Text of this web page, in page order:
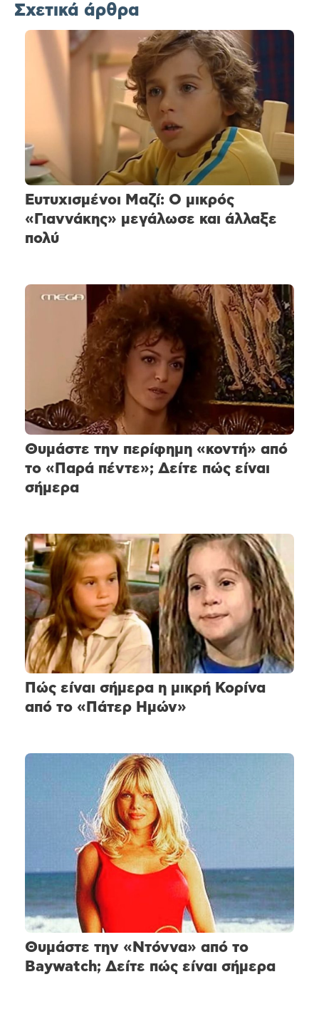
Σχετικά άρθρα
Ευτυχισμένοι Μαζί: Ο μικρός
«Γιαννάκης» μεγάλωσε και άλλαξε
πολύ
Θυμάστε την περίφημη «κοντή» από
το «Παρά πέντε»; Δείτε πώς είναι
σήμερα
Πώς είναι σήμερα η μικρή Κορίνα
από το «Πάτερ Ημών»
Θυμάστε την «Ντόννα» από το
Baywatch; Δείτε πώς είναι σήμερα